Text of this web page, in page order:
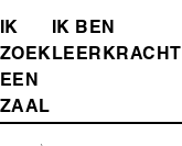
FOOTER-
MENU
IK
ZOEK
EEN
ZAAL
IK BEN
LEERKRACHT